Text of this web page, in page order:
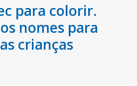
para colorir.
nomes para
crianças